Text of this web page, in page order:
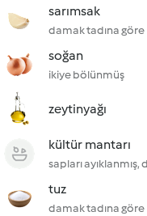
sarımsak
damak tadına göre
soğan
ikiye bölünmüş
zeytinyağı
kültür mantarı
sapları
tuz
damak tadına göre